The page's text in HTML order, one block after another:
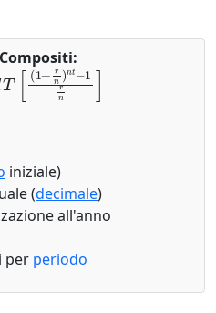
rn)nt−1rn]
iniziale)
(decimale)
all'anno
per periodo